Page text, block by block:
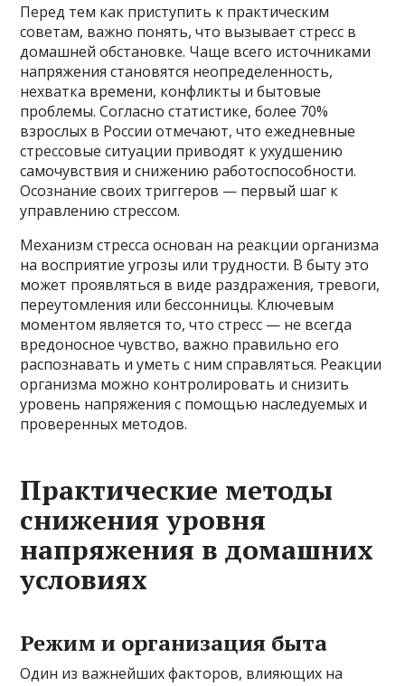
Перед тем как приступить к практическим
советам, важно понять, что вызывает стресс в
домашней обстановке. Чаще всего источниками
напряжения становятся неопределенность,
нехватка времени, конфликты и бытовые
проблемы. Согласно статистике, более 70%
взрослых в России отмечают, что ежедневные
стрессовые ситуации приводят к ухудшению
самочувствия и снижению работоспособности.
Осознание своих триггеров — первый шаг к
управлению стрессом.
Механизм стресса основан на реакции организма
на восприятие угрозы или трудности. В быту это
может проявляться в виде раздражения, тревоги,
переутомления или бессонницы. Ключевым
моментом является то, что стресс — не всегда
вредоносное чувство, важно правильно его
распознавать и уметь с ним справляться. Реакции
организма можно контролировать и снизить
уровень напряжения с помощью наследуемых и
проверенных методов.
Практические методы
снижения уровня
напряжения в домашних
условиях
Режим и организация быта
Один из важнейших факторов, влияющих на